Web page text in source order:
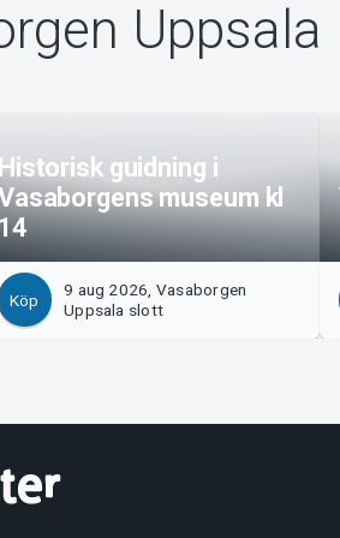
Uppsala
guidning i
museum kl
Köp
9 aug 2026, Vasaborgen
Uppsala slott